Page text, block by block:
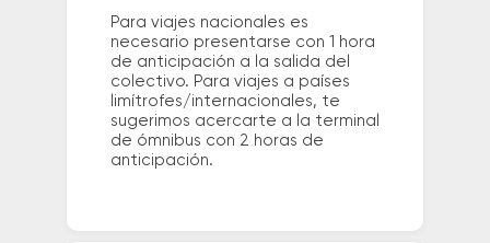
Para viajes nacionales es
necesario presentarse con 1 hora
de anticipación a la salida del
colectivo. Para viajes a países
limítrofes/internacionales, te
sugerimos acercarte a la terminal
de ómnibus con 2 horas de
anticipación.